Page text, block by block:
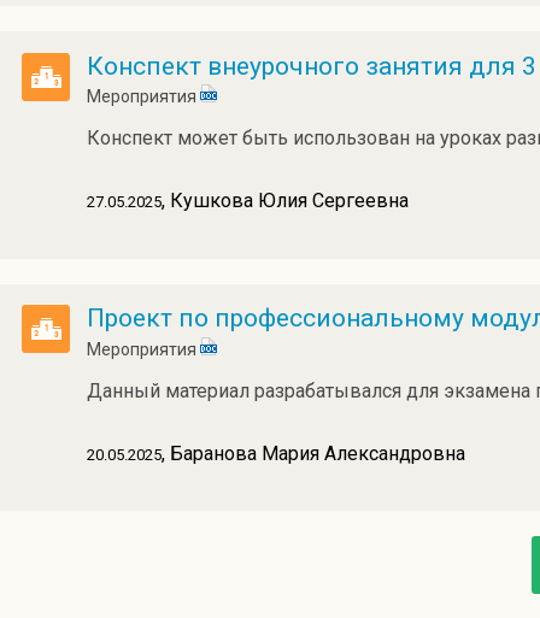
Конспект внеурочного занятия для
Мероприятия
Конспект может быть использован на уроках
27.05.2025, Кушкова Юлия Сергеевна
Проект по профессиональному
Мероприятия
Данный материал разрабатывался для
20.05.2025, Баранова Мария Александровна